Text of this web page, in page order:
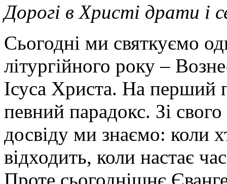
Дорогі в Христі драти і
Сьогодні ми святкуємо
літургійного року –
Ісуса Христа. На перший
певний парадокс. Зі
досвіду ми знаємо: коли
відходить, коли настає
Проте сьогоднішнє